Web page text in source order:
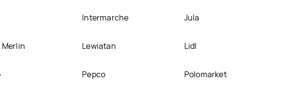
Intermarche Jula
Merlin Lewiatan Lidl
Pepco Polomarket